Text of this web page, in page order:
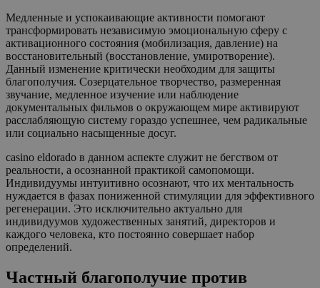
Медленные и успокаивающие активности помогают
трансформировать независимую эмоциональную сферу с
активационного состояния (мобилизация, давление) на
восстановительный (восстановление, умиротворение).
Данный изменение критически необходим для защиты
благополучия. Созерцательное творчество, размеренная
звучание, медленное изучение или наблюдение
документальных фильмов о окружающем мире активируют
расслабляющую систему гораздо успешнее, чем радикальные
или социально насыщенные досуг.
casino eldorado в данном аспекте служит не бегством от
реальности, а осознанной практикой самопомощи.
Индивидуумы интуитивно осознают, что их ментальность
нуждается в фазах пониженной стимуляции для эффективного
регенерации. Это исключительно актуально для
индивидуумов художественных занятий, директоров и
каждого человека, кто постоянно совершает набор
определений.
Частный благополучие против